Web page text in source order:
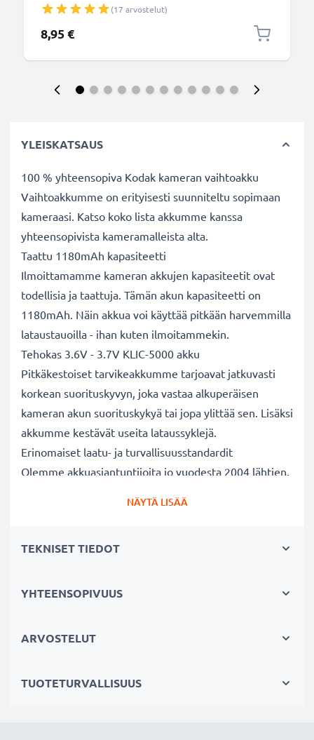
PVC-kamerajohto U-4, tuotemerkiltä subtel
(17 arvostelut)
8,95 €
YLEISKATSAUS
100 % yhteensopiva Kodak kameran vaihtoakku
Vaihtoakkumme on erityisesti suunniteltu sopimaan
kameraasi. Katso koko lista akkumme kanssa
yhteensopivista kameramalleista alta.
Taattu 1180mAh kapasiteetti
Ilmoittamamme kameran akkujen kapasiteetit ovat
todellisia ja taattuja. Tämän akun kapasiteetti on
1180mAh. Näin akkua voi käyttää pitkään harvemmilla
lataustauoilla - ihan kuten ilmoitammekin.
Tehokas 3.6V - 3.7V KLIC-5000 akku
Pitkäkestoiset tarvikeakkumme tarjoavat jatkuvasti
korkean suorituskyvyn, joka vastaa alkuperäisen
kameran akun suorituskykyä tai jopa ylittää sen. Lisäksi
akkumme kestävät useita lataussyklejä.
Erinomaiset laatu- ja turvallisuusstandardit
Olemme akkuasiantuntijoita jo vuodesta 2004 lähtien.
Tärkeä lisä valokuvaajaan kameralaukkuun
pitkäaikaiseen valokuvaukseen tai videokuvaukseen.
NÄYTÄ LISÄÄ
TEKNISET TIEDOT
YHTEENSOPIVUUS
ARVOSTELUT
TUOTETURVALLISUUS